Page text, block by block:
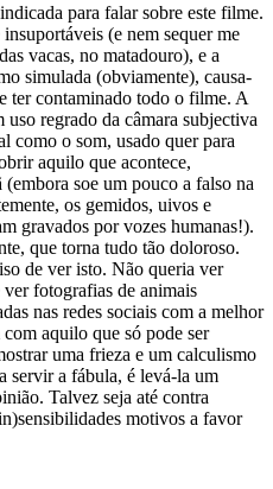
para falar sobre este filme.
(e nem sequer me
vacas, no matadouro), e a
simulada (obviamente), causa-
ter contaminado todo o filme. A
regrado da câmara subjectiva
como o som, usado quer para
aquilo que acontece,
soe um pouco a falso na
os gemidos, uivos e
gravados por vozes humanas!).
que torna tudo tão doloroso.
de ver isto. Não queria ver
fotografias de animais
nas redes sociais com a melhor
aquilo que só pode ser
uma frieza e um calculismo
servir a fábula, é levá-la um
Talvez seja até contra
motivos a favor